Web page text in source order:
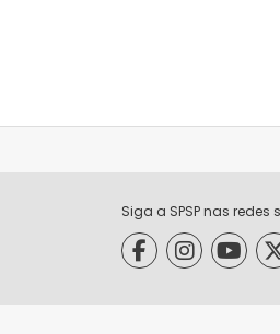
Siga a SPSP nas redes